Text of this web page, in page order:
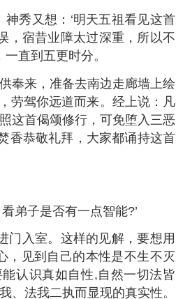
秀又想：‘明天五祖看见这首
，宿昔业障太过深重，所以不
直到五更时分。
来，准备去南边走廊墙上绘
劳驾你远道而来。经上说：凡
这首偈颂修行，可免堕入三恶
香恭敬礼拜，大家都诵持这首
弟子是否有一点智能?’
入室。这样的见解，要想用
，见到自己的本性是不生不灭
认识真如自性,自然一切法皆
、法我二执而显现的真实性。